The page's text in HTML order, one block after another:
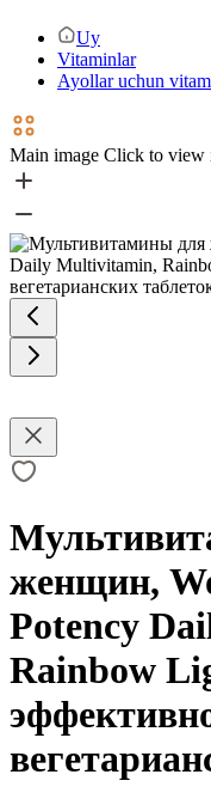
Uy
Vitaminlar
Ayollar uchun
Main image Click to view
женщин,
Potency
Rainbow